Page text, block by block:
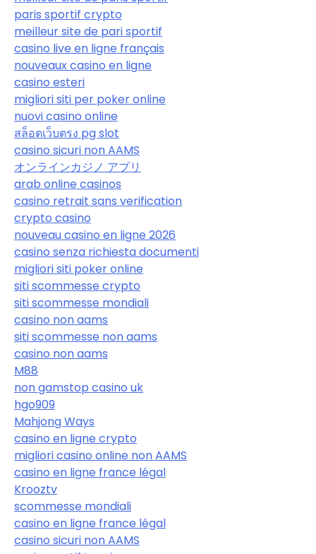
paris sportif crypto
meilleur site de pari sportif
casino live en ligne français
nouveaux casino en ligne
casino esteri
migliori siti per poker online
nuovi casino online
สล็อตเว็บตรง pg slot
casino sicuri non AAMS
オンラインカジノ アプリ
arab online casinos
casino retrait sans verification
crypto casino
nouveau casino en ligne 2026
casino senza richiesta documenti
migliori siti poker online
siti scommesse crypto
siti scommesse mondiali
casino non aams
siti scommesse non aams
casino non aams
M88
non gamstop casino uk
hgo909
Mahjong Ways
casino en ligne crypto
migliori casino online non AAMS
casino en ligne france légal
Krooztv
scommesse mondiali
casino en ligne france légal
casino sicuri non AAMS